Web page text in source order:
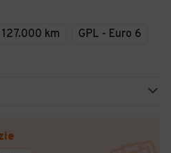
127.000 km
GPL - Euro 6